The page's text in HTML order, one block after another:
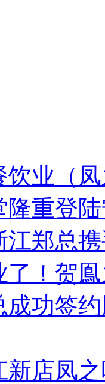
饮业（
重登
江郑总
了！贺
成功签
新店凤